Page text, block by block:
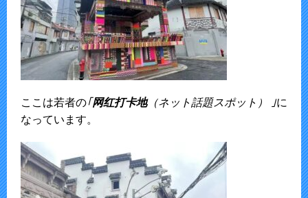
ここは若者の｢网红打卡地（ネット話題スポット） ｣に
なっています。